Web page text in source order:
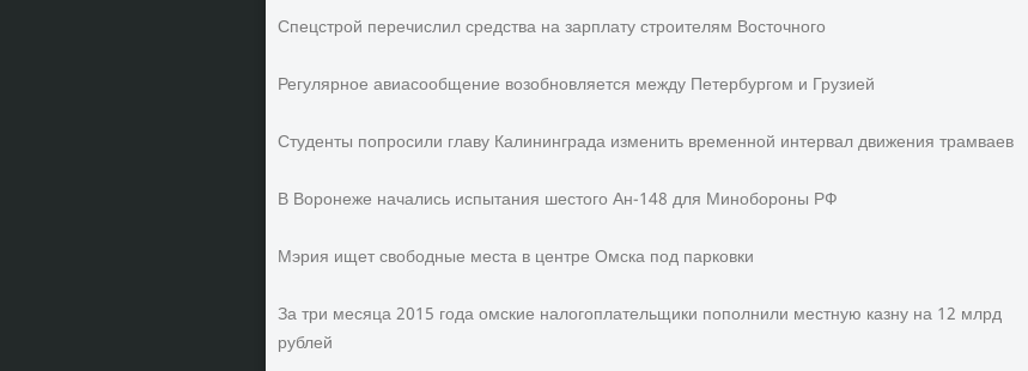
Спецстрой перечислил средства на зарплату строителям Восточного
Регулярное авиасообщение возобновляется между Петербургом и Грузией
Студенты попросили главу Калининграда изменить временной интервал движения трамваев
В Воронеже начались испытания шестого Ан-148 для Минобороны РФ
Мэрия ищет свободные места в центре Омска под парковки
За три месяца 2015 года омские налогоплательщики пополнили местную казну на 12 млрд
рублей